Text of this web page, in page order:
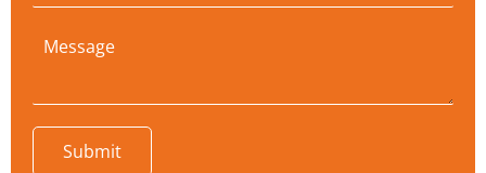
Submit